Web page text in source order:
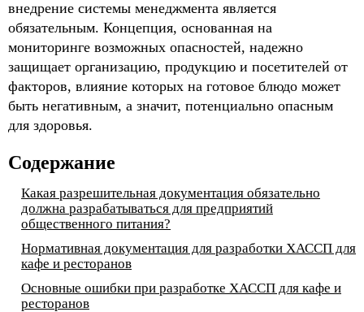
внедрение системы менеджмента является
обязательным. Концепция, основанная на
мониторинге возможных опасностей, надежно
защищает организацию, продукцию и посетителей от
факторов, влияние которых на готовое блюдо может
быть негативным, а значит, потенциально опасным
для здоровья.
Содержание
Какая разрешительная документация обязательно
должна разрабатываться для предприятий
общественного питания?
Нормативная документация для разработки ХАССП для
кафе и ресторанов
Основные ошибки при разработке ХАССП для кафе и
ресторанов